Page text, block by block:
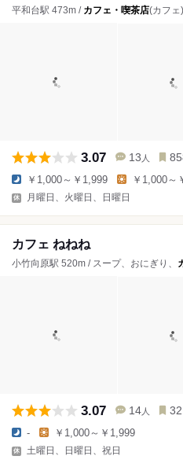
平和台駅 473m / カフェ・喫茶店(カフェ
3.07 13 人
￥1,000～￥1,999 ￥1,000～
月曜日、火曜日、日曜日
カフェ ねねね
小竹向原駅 520m / スープ、おにぎり、
3.07 14 人
- ￥1,000～￥1,999
土曜日、日曜日、祝日